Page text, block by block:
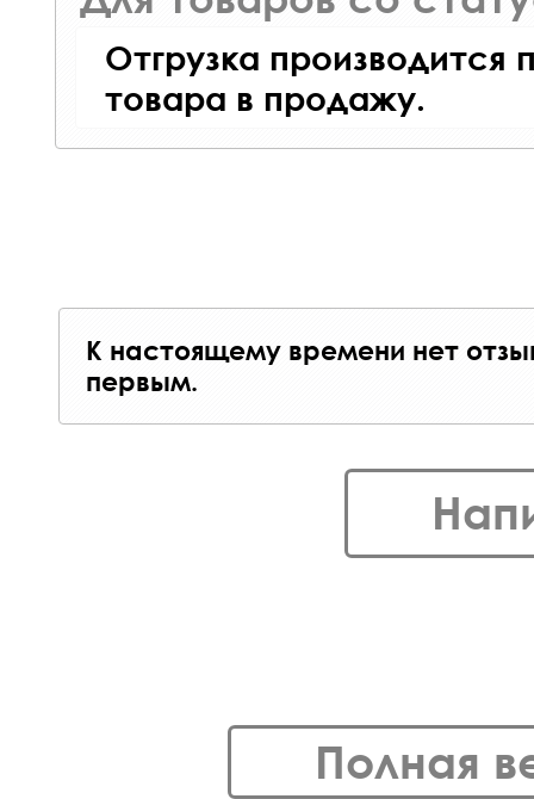
Отгрузка производится
товара в продажу.
К настоящему времени нет
первым.
Полная